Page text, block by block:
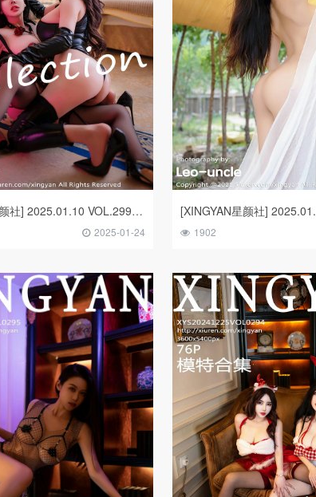
[XINGYAN星颜社] 2025.01.10 VOL.299 潘思沁 温心怡 模特合集
2025-01-24 1902